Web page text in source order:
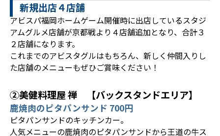
新規出店４店舗
アビスパ福岡ホームゲーム開催時に出店しているスタジ
アムグルメ店舗が京都戦より４店舗追加となり、合計３
２店舗になります。
これまでのアビスタグルはもちろん、新しく仲間入りし
た店舗のメニューもぜひご賞味ください！
②美健料理屋 禅 【バックスタンドエリア】
鹿焼肉のピタパンサンド 700円
ピタパンサンドのキッチンカー。
人気メニューの鹿焼肉のピタパンサンドから王道の牛ス